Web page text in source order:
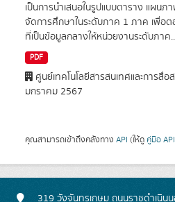
เป็นการนำเสนอในรูปแบบตาราง แผนภ
จัดการศึกษาในระดับภาค 1 ภาค เพื่อ
ที่เป็นข้อมูลกลางให้หน่วยงานระดับภาค
PDF
ศูนย์เทคโนโลยีสารสนเทศและการสื่
มกราคม 2567
คุณสามารถเข้าถึงคลังทาง API (ให้ดู คู่มือ API
319 วังจันทรเกษม ถนนราชดำเนิ